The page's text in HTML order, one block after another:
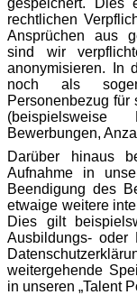
rechtlichen
Ansprüchen aus
sind wir
anonymisieren. In
noch als
Personenbezug für
Bewerbungen,
Darüber hinaus
Aufnahme in
Beendigung des
etwaige weitere
Dies gilt
Ausbildungs- oder
weitergehende
in unseren „Talent